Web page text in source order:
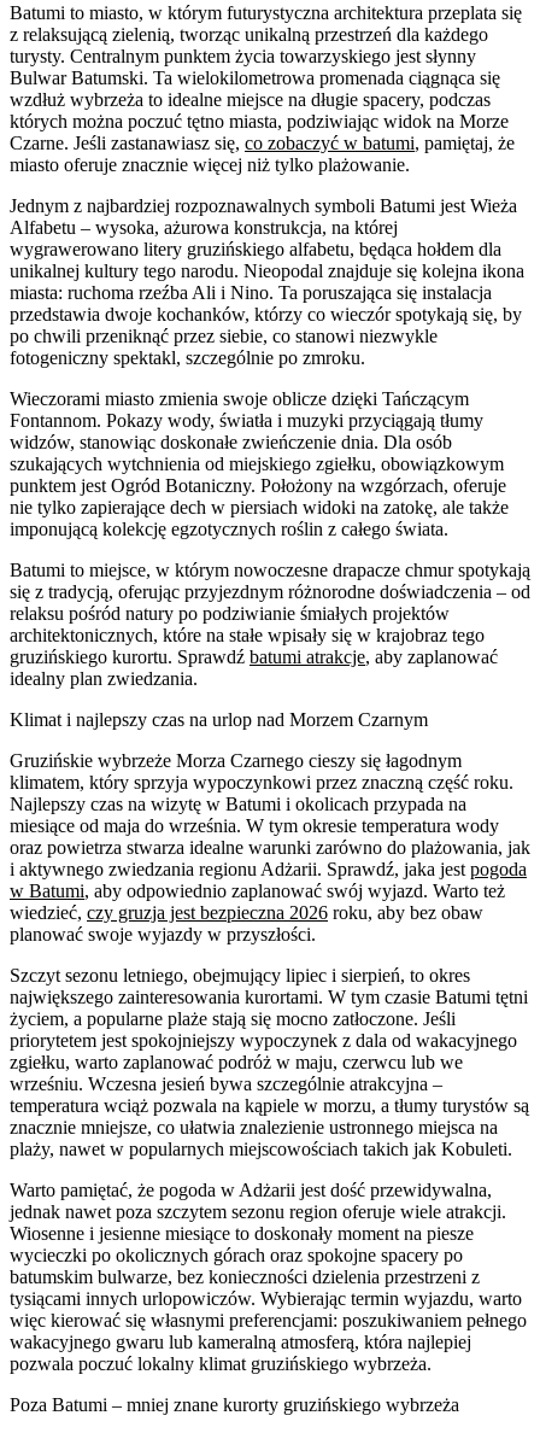
Batumi to miasto, w którym futurystyczna architektura przeplata się
z relaksującą zielenią, tworząc unikalną przestrzeń dla każdego
turysty. Centralnym punktem życia towarzyskiego jest słynny
Bulwar Batumski. Ta wielokilometrowa promenada ciągnąca się
wzdłuż wybrzeża to idealne miejsce na długie spacery, podczas
których można poczuć tętno miasta, podziwiając widok na Morze
Czarne. Jeśli zastanawiasz się, co zobaczyć w batumi, pamiętaj, że
miasto oferuje znacznie więcej niż tylko plażowanie.
Jednym z najbardziej rozpoznawalnych symboli Batumi jest Wieża
Alfabetu – wysoka, ażurowa konstrukcja, na której
wygrawerowano litery gruzińskiego alfabetu, będąca hołdem dla
unikalnej kultury tego narodu. Nieopodal znajduje się kolejna ikona
miasta: ruchoma rzeźba Ali i Nino. Ta poruszająca się instalacja
przedstawia dwoje kochanków, którzy co wieczór spotykają się, by
po chwili przeniknąć przez siebie, co stanowi niezwykle
fotogeniczny spektakl, szczególnie po zmroku.
Wieczorami miasto zmienia swoje oblicze dzięki Tańczącym
Fontannom. Pokazy wody, światła i muzyki przyciągają tłumy
widzów, stanowiąc doskonałe zwieńczenie dnia. Dla osób
szukających wytchnienia od miejskiego zgiełku, obowiązkowym
punktem jest Ogród Botaniczny. Położony na wzgórzach, oferuje
nie tylko zapierające dech w piersiach widoki na zatokę, ale także
imponującą kolekcję egzotycznych roślin z całego świata.
Batumi to miejsce, w którym nowoczesne drapacze chmur spotykają
się z tradycją, oferując przyjezdnym różnorodne doświadczenia – od
relaksu pośród natury po podziwianie śmiałych projektów
architektonicznych, które na stałe wpisały się w krajobraz tego
gruzińskiego kurortu. Sprawdź batumi atrakcje, aby zaplanować
idealny plan zwiedzania.
Klimat i najlepszy czas na urlop nad Morzem Czarnym
Gruzińskie wybrzeże Morza Czarnego cieszy się łagodnym
klimatem, który sprzyja wypoczynkowi przez znaczną część roku.
Najlepszy czas na wizytę w Batumi i okolicach przypada na
miesiące od maja do września. W tym okresie temperatura wody
oraz powietrza stwarza idealne warunki zarówno do plażowania, jak
i aktywnego zwiedzania regionu Adżarii. Sprawdź, jaka jest pogoda
w Batumi, aby odpowiednio zaplanować swój wyjazd. Warto też
wiedzieć, czy gruzja jest bezpieczna 2026 roku, aby bez obaw
planować swoje wyjazdy w przyszłości.
Szczyt sezonu letniego, obejmujący lipiec i sierpień, to okres
największego zainteresowania kurortami. W tym czasie Batumi tętni
życiem, a popularne plaże stają się mocno zatłoczone. Jeśli
priorytetem jest spokojniejszy wypoczynek z dala od wakacyjnego
zgiełku, warto zaplanować podróż w maju, czerwcu lub we
wrześniu. Wczesna jesień bywa szczególnie atrakcyjna –
temperatura wciąż pozwala na kąpiele w morzu, a tłumy turystów są
znacznie mniejsze, co ułatwia znalezienie ustronnego miejsca na
plaży, nawet w popularnych miejscowościach takich jak Kobuleti.
Warto pamiętać, że pogoda w Adżarii jest dość przewidywalna,
jednak nawet poza szczytem sezonu region oferuje wiele atrakcji.
Wiosenne i jesienne miesiące to doskonały moment na piesze
wycieczki po okolicznych górach oraz spokojne spacery po
batumskim bulwarze, bez konieczności dzielenia przestrzeni z
tysiącami innych urlopowiczów. Wybierając termin wyjazdu, warto
więc kierować się własnymi preferencjami: poszukiwaniem pełnego
wakacyjnego gwaru lub kameralną atmosferą, która najlepiej
pozwala poczuć lokalny klimat gruzińskiego wybrzeża.
Poza Batumi – mniej znane kurorty gruzińskiego wybrzeża